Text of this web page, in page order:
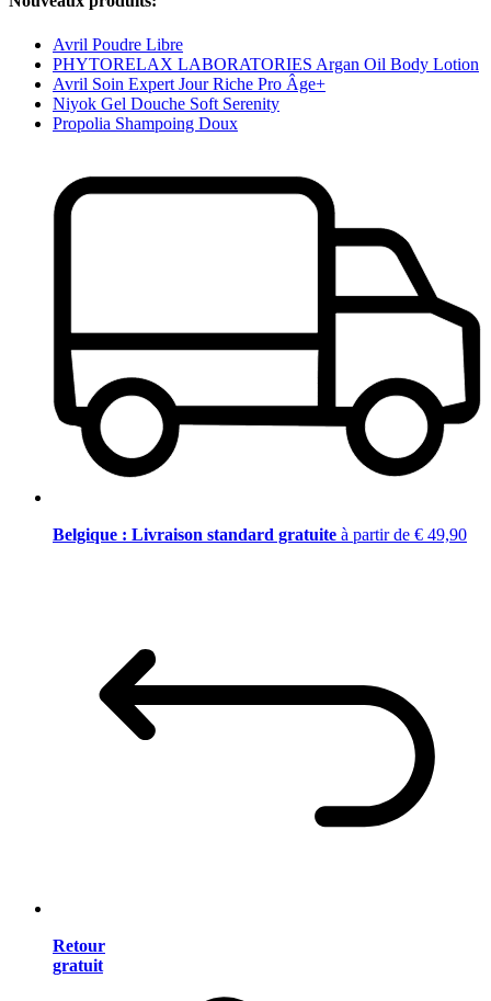
Avril Poudre Libre
PHYTORELAX LABORATORIES Argan Oil Body Lotion
Avril Soin Expert Jour Riche Pro Âge+
Niyok Gel Douche Soft Serenity
Propolia Shampoing Doux
Belgique : Livraison standard gratuite à partir de € 49,90
Retour
gratuit